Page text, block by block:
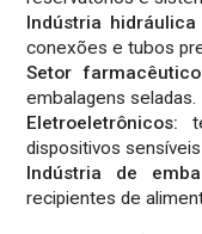
Indústria
conexões e tubos
Setor
embalagens seladas.
Eletroeletrônicos:
dispositivos
Indústria de
recipientes de